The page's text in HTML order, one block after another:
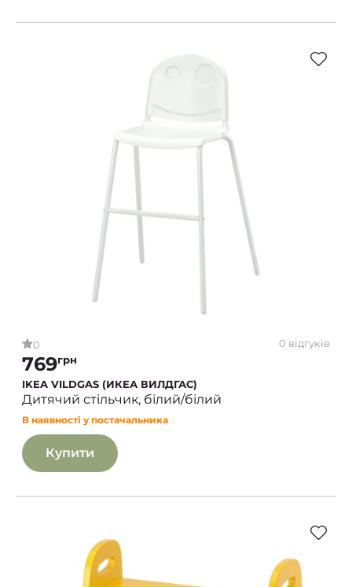
0 0 відгуків
769грн
IKEA VILDGAS (ИКЕА ВИЛДГАС)
Дитячий стільчик, білий/білий
В наявності у постачальника
Купити